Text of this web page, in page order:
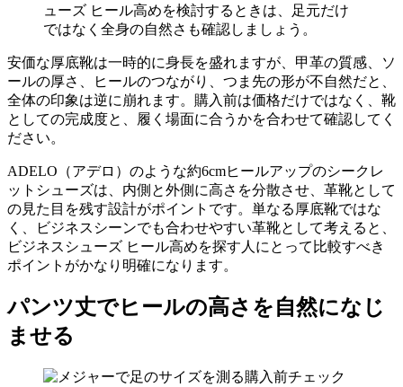
ューズ ヒール高めを検討するときは、足元だけ
ではなく全身の自然さも確認しましょう。
安価な厚底靴は一時的に身長を盛れますが、甲革の質感、ソ
ールの厚さ、ヒールのつながり、つま先の形が不自然だと、
全体の印象は逆に崩れます。購入前は価格だけではなく、靴
としての完成度と、履く場面に合うかを合わせて確認してく
ださい。
ADELO（アデロ）のような約6cmヒールアップのシークレ
ットシューズは、内側と外側に高さを分散させ、革靴として
の見た目を残す設計がポイントです。単なる厚底靴ではな
く、ビジネスシーンでも合わせやすい革靴として考えると、
ビジネスシューズ ヒール高めを探す人にとって比較すべき
ポイントがかなり明確になります。
パンツ丈でヒールの高さを自然になじ
ませる